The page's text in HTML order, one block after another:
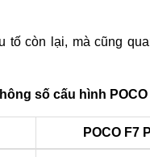
tố còn lại, mà cũng
số cấu hình POCO
POCO F7